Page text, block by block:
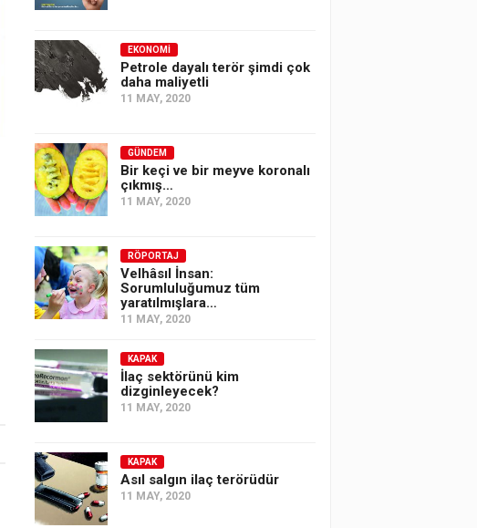
EKONOMI
Petrole dayalı terör şimdi çok
daha maliyetli
11 MAY, 2020
GÜNDEM
Bir keçi ve bir meyve koronalı
çıkmış…
11 MAY, 2020
RÖPORTAJ
Velhâsıl İnsan:
Sorumluluğumuz tüm
yaratılmışlara…
11 MAY, 2020
KAPAK
İlaç sektörünü kim
dizginleyecek?
11 MAY, 2020
KAPAK
Asıl salgın ilaç terörüdür
11 MAY, 2020